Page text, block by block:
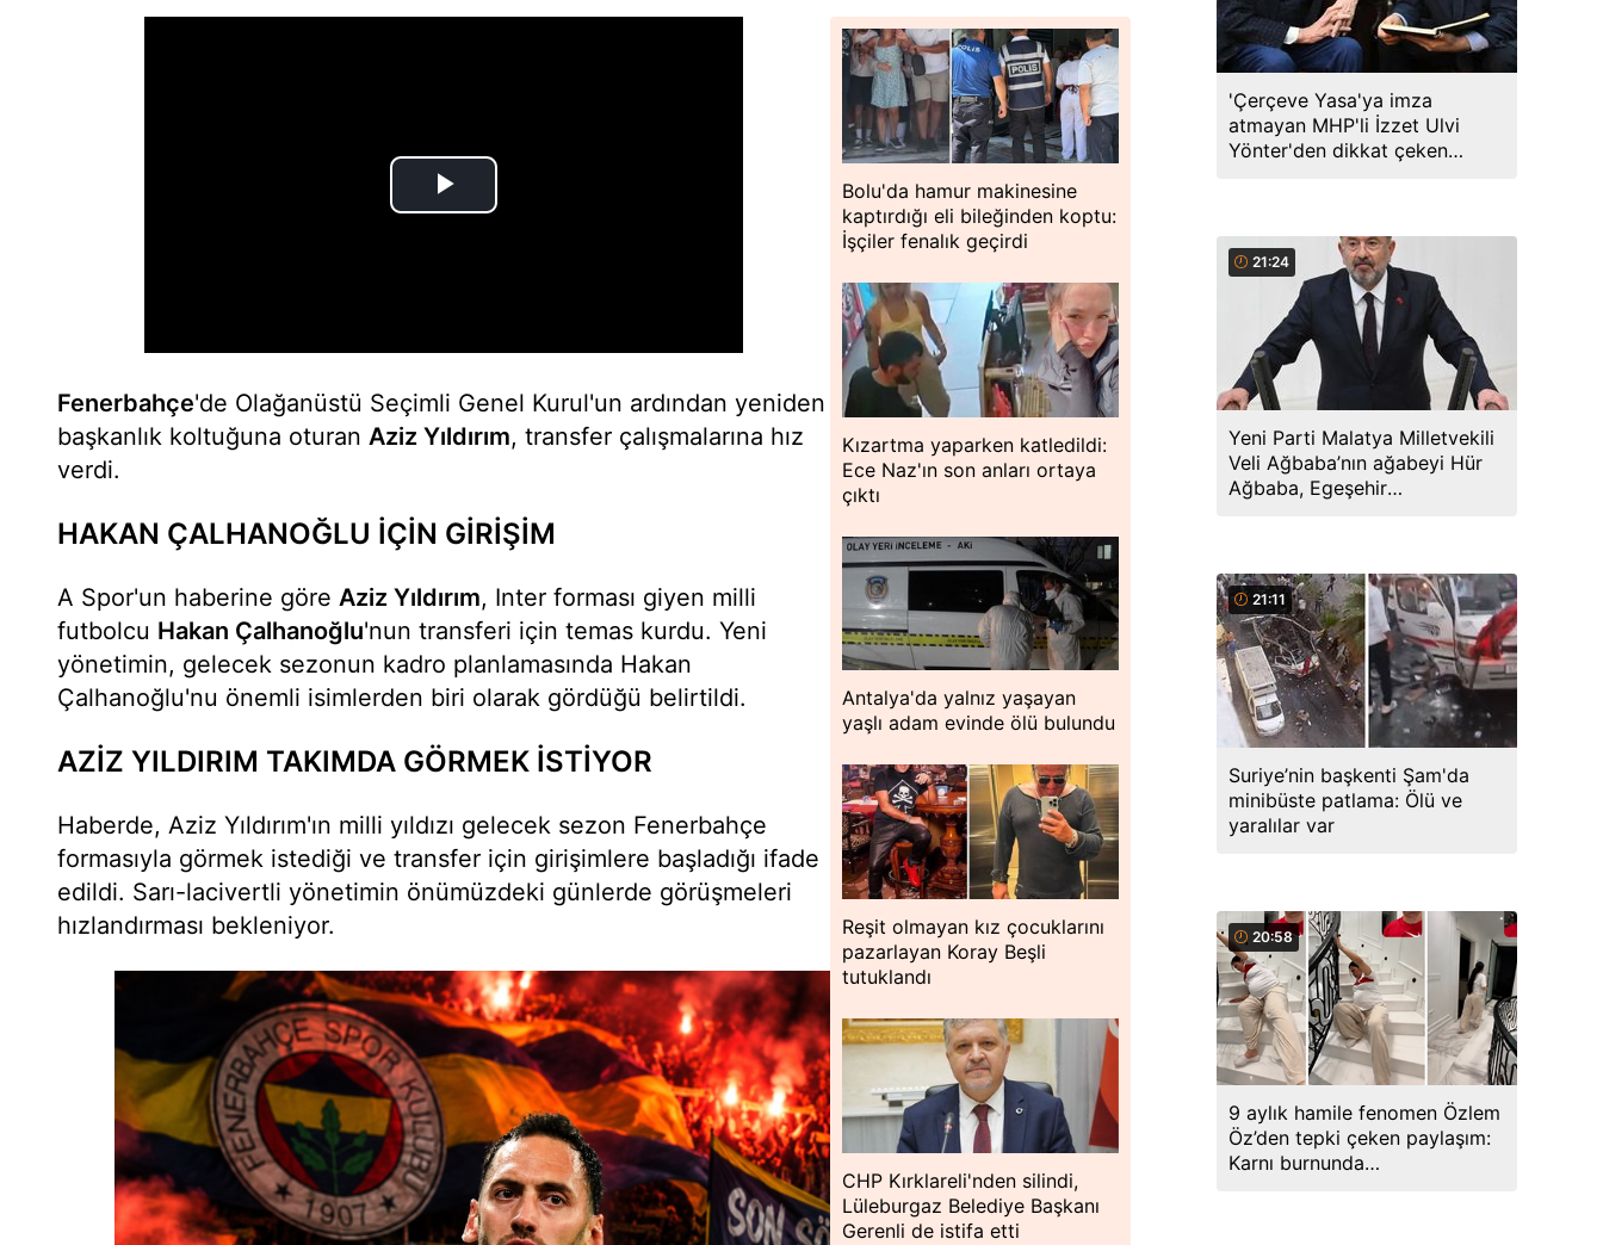
Fenerbahçe'de Olağanüstü Seçimli Genel Kurul'un ardından yeniden
başkanlık koltuğuna oturan Aziz Yıldırım, transfer çalışmalarına hız
verdi.
HAKAN ÇALHANOĞLU İÇİN GİRİŞİM
A Spor'un haberine göre Aziz Yıldırım, Inter forması giyen milli
futbolcu Hakan Çalhanoğlu'nun transferi için temas kurdu. Yeni
yönetimin, gelecek sezonun kadro planlamasında Hakan
Çalhanoğlu'nu önemli isimlerden biri olarak gördüğü belirtildi.
AZİZ YILDIRIM TAKIMDA GÖRMEK İSTİYOR
Haberde, Aziz Yıldırım'ın milli yıldızı gelecek sezon Fenerbahçe
formasıyla görmek istediği ve transfer için girişimlere başladığı ifade
edildi. Sarı-lacivertli yönetimin önümüzdeki günlerde görüşmeleri
hızlandırması bekleniyor.
Bolu'da hamur makinesine
kaptırdığı eli bileğinden koptu:
İşçiler fenalık geçirdi
Kızartma yaparken katledildi:
Ece Naz'ın son anları ortaya
çıktı
Antalya'da yalnız yaşayan
yaşlı adam evinde ölü bulundu
Reşit olmayan kız çocuklarını
pazarlayan Koray Beşli
tutuklandı
CHP Kırklareli'nden silindi,
Lüleburgaz Belediye Başkanı
Gerenli de istifa etti
'Çerçeve Yasa'ya imza
atmayan MHP'li İzzet Ulvi
Yönter'den dikkat çeken
21:24
Yeni Parti Malatya Milletvekili
Veli Ağbaba’nın ağabeyi Hür
Ağbaba, Egeşehir
21:11
Suriye’nin başkenti Şam'da
minibüste patlama: Ölü ve
yaralılar var
20:58
9 aylık hamile fenomen Özlem
Öz’den tepki çeken paylaşım:
Karnı burnunda